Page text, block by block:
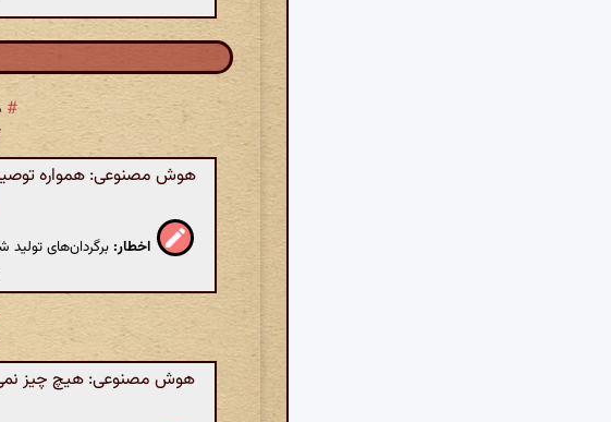
#
هوش مصنوعی: همواره
اخطار: برگردان‌های
هوش مصنوعی: هیچ چیز